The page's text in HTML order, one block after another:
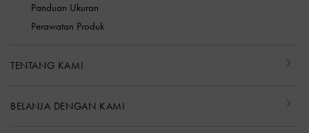
Panduan Ukuran
Perawatan Produk
TENTANG KAMI
BELANJA DENGAN KAMI